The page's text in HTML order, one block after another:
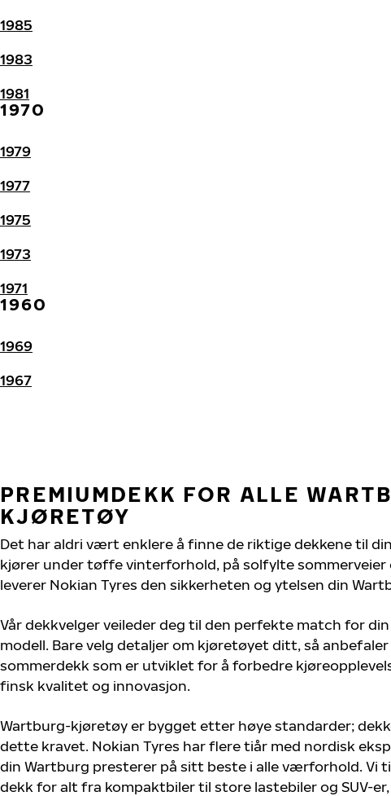
1985
1983
1981
1970
1979
1977
1975
1973
1971
1960
1969
1967
PREMIUMDEKK FOR ALLE
KJØRETØY
Det har aldri vært enklere å finne de riktige dekkene til
kjører under tøffe vinterforhold, på solfylte sommerveier
leverer Nokian Tyres den sikkerheten og ytelsen din
Vår dekkvelger veileder deg til den perfekte match for
modell. Bare velg detaljer om kjøretøyet ditt, så
sommerdekk som er utviklet for å forbedre
finsk kvalitet og innovasjon.
Wartburg-kjøretøy er bygget etter høye standarder;
dette kravet. Nokian Tyres har flere tiår med nordisk
din Wartburg presterer på sitt beste i alle værforhold. Vi
dekk for alt fra kompaktbiler til store lastebiler og SUV-